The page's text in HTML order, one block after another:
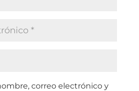
correo electrónico y